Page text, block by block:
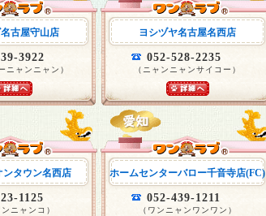
古屋守山店
3922
ニャンニャン）
ヨシヅヤ名古屋名西店
052-528-2235
（ニャンニャンサイコー）
タウン名西店
1125
ンニャンコ）
ホームセンターバロー千音寺店(FC)
052-439-1211
（ワンニャンワンワン）